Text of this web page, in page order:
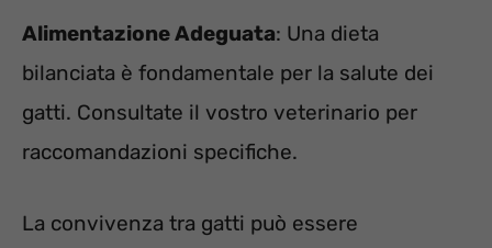
Alimentazione Adeguata: Una dieta
bilanciata è fondamentale per la salute dei
gatti. Consultate il vostro veterinario per
raccomandazioni specifiche.
La convivenza tra gatti può essere